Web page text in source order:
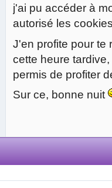
j'ai pu accéder à
autorisé les
J'en profite pour te
cette heure
permis de profiter
Sur ce, bonne nuit